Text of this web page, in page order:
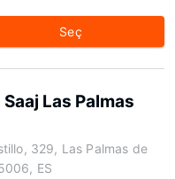
Seç
Las Palmas
329, Las Palmas de
ES